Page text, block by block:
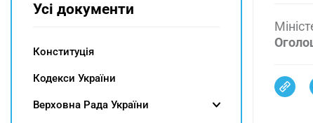
Усі документи
Конституція
Кодекси України
Верховна Рада України